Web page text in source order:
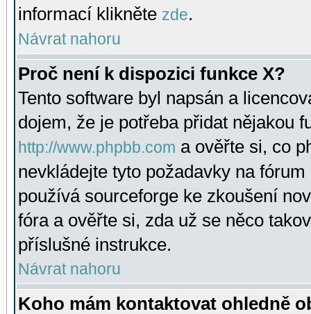
informací klikněte zde.
Návrat nahoru
Proč není k dispozici funkce X?
Tento software byl napsán a
dojem, že je potřeba přidat nějakou
http://www.phpbb.com a ověřte si, co
nevkládejte tyto požadavky na
používá sourceforge ke zkoušení
fóra a ověřte si, zda už se něco
příslušné instrukce.
Návrat nahoru
Koho mám kontaktovat ohledně